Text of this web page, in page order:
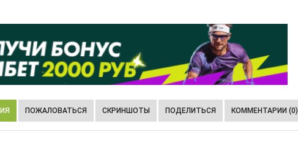
ПОЖАЛОВАТЬСЯ СКРИНШОТЫ ПОДЕЛИТЬСЯ КОММЕНТАРИИ (0)